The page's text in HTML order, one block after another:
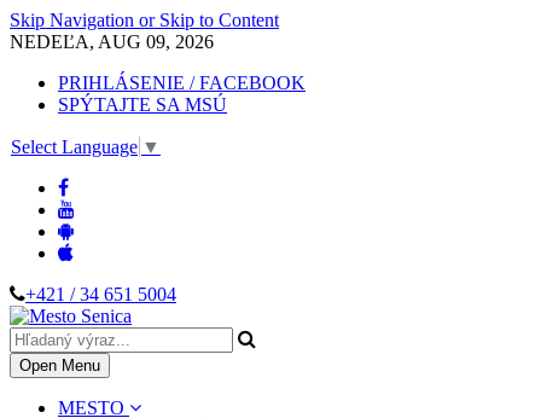
Skip Navigation or Skip to Content
NEDEĽA, AUG 09, 2026
PRIHLÁSENIE / FACEBOOK
SPÝTAJTE SA MSÚ
Select Language ▼
+421 / 34 651 5004
Open Menu
MESTO